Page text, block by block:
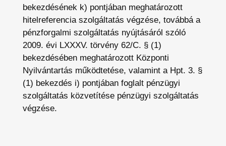
bekezdésének k) pontjában meghatározott
hitelreferencia szolgáltatás végzése, továbbá a
pénzforgalmi szolgáltatás nyújtásáról szóló
2009. évi LXXXV. törvény 62/C. § (1)
bekezdésében meghatározott Központi
Nyilvántartás működtetése, valamint a Hpt. 3. §
(1) bekezdés i) pontjában foglalt pénzügyi
szolgáltatás közvetítése pénzügyi szolgáltatás
végzése.